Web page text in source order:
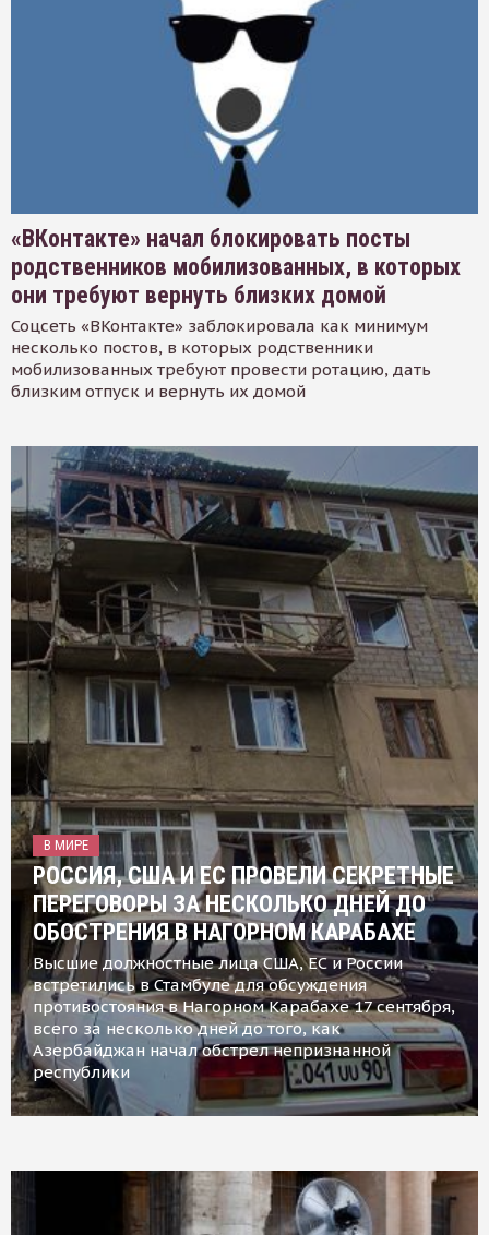
«ВКонтакте» начал блокировать посты
родственников мобилизованных, в которых
они требуют вернуть близких домой
Соцсеть «ВКонтакте» заблокировала как минимум
несколько постов, в которых родственники
мобилизованных требуют провести ротацию, дать
близким отпуск и вернуть их домой
В МИРЕ
РОССИЯ, США И ЕС ПРОВЕЛИ СЕКРЕТНЫЕ
ПЕРЕГОВОРЫ ЗА НЕСКОЛЬКО ДНЕЙ ДО
ОБОСТРЕНИЯ В НАГОРНОМ КАРАБАХЕ
Высшие должностные лица США, ЕС и России
встретились в Стамбуле для обсуждения
противостояния в Нагорном Карабахе 17 сентября,
всего за несколько дней до того, как
Азербайджан начал обстрел непризнанной
республики